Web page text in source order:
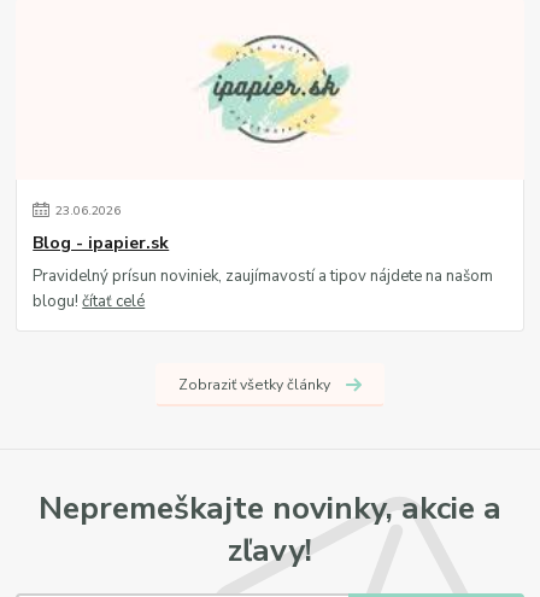
23.06.2026
Blog - ipapier.sk
Pravidelný prísun noviniek, zaujímavostí a tipov nájdete na našom
blogu!čítať celé
Zobraziť všetky články
Nepremeškajte novinky, akcie a
zľavy!